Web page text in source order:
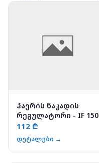
ჰაერის ნაკადის
რეგულატორი - IF 150
112 ₾
დეტალები →